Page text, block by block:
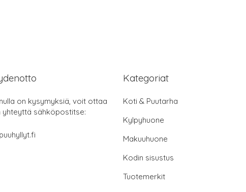
on kysymyksiä, voit ottaa
yhteyttä sähköpostitse:
Kategoriat
Koti & Puutarha
Kylpyhuone
Makuuhuone
Kodin sisustus
Tuotemerkit